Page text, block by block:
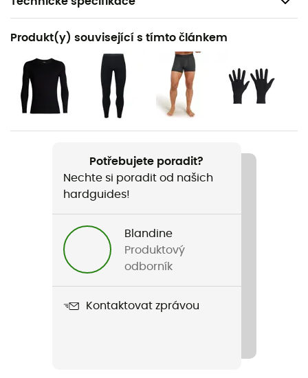
Doporučené pro
Pěší turistika / Alpské lyžování / Skialpinismus /
Trekking / Běžné použití / Lyžování / Snowboard / Ski
freeride
Pohlaví
Pánské
Název produktu
260 Tech Leggings with Fly
Produkt(y) související s tímto článkem
Potřebujete poradit?
Nechte si poradit od našich
hardguides!
Blandine
Produktový
odborník
Kontaktovat zprávou